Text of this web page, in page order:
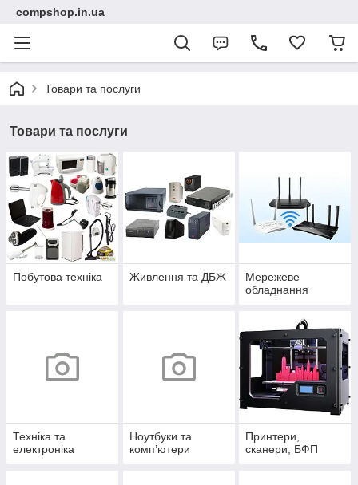
compshop.in.ua
Товари та послуги
Товари та послуги
Побутова техніка Живлення та ДБЖ
Мережеве
обладнання
Техніка та
електроніка
Ноутбуки та
комп’ютери
Принтери,
сканери, БФП